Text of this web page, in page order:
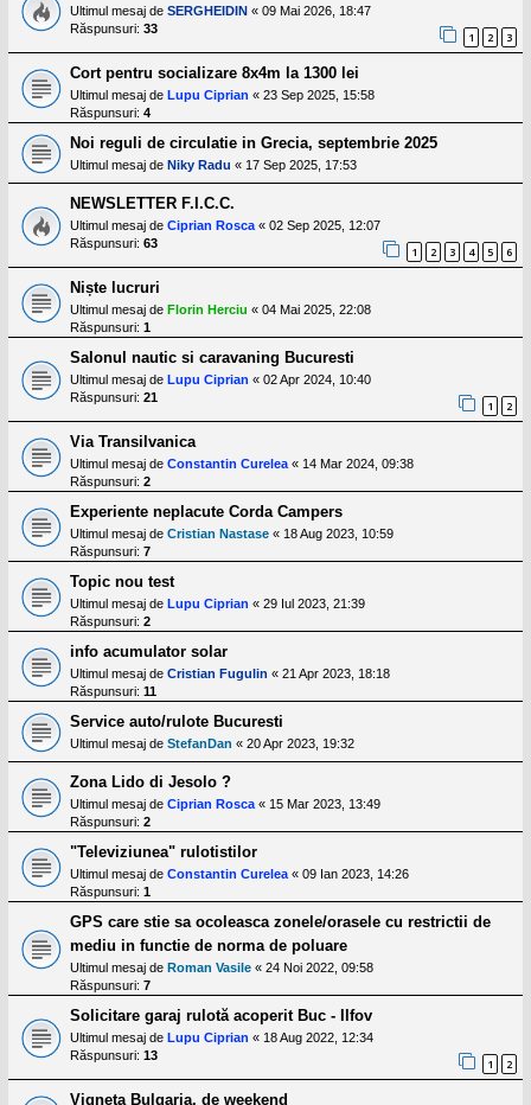
Ultimul mesaj de SERGHEIDIN « 09 Mai 2026, 18:47
Răspunsuri: 33
1 2 3
Cort pentru socializare 8x4m la 1300 lei
Ultimul mesaj de Lupu Ciprian « 23 Sep 2025, 15:58
Răspunsuri: 4
Noi reguli de circulatie in Grecia, septembrie 2025
Ultimul mesaj de Niky Radu « 17 Sep 2025, 17:53
NEWSLETTER F.I.C.C.
Ultimul mesaj de Ciprian Rosca « 02 Sep 2025, 12:07
Răspunsuri: 63
1 2 3 4 5 6
Niște lucruri
Ultimul mesaj de Florin Herciu « 04 Mai 2025, 22:08
Răspunsuri: 1
Salonul nautic si caravaning Bucuresti
Ultimul mesaj de Lupu Ciprian « 02 Apr 2024, 10:40
Răspunsuri: 21
1 2
Via Transilvanica
Ultimul mesaj de Constantin Curelea « 14 Mar 2024, 09:38
Răspunsuri: 2
Experiente neplacute Corda Campers
Ultimul mesaj de Cristian Nastase « 18 Aug 2023, 10:59
Răspunsuri: 7
Topic nou test
Ultimul mesaj de Lupu Ciprian « 29 Iul 2023, 21:39
Răspunsuri: 2
info acumulator solar
Ultimul mesaj de Cristian Fugulin « 21 Apr 2023, 18:18
Răspunsuri: 11
Service auto/rulote Bucuresti
Ultimul mesaj de StefanDan « 20 Apr 2023, 19:32
Zona Lido di Jesolo ?
Ultimul mesaj de Ciprian Rosca « 15 Mar 2023, 13:49
Răspunsuri: 2
"Televiziunea" rulotistilor
Ultimul mesaj de Constantin Curelea « 09 Ian 2023, 14:26
Răspunsuri: 1
GPS care stie sa ocoleasca zonele/orasele cu restrictii de
mediu in functie de norma de poluare
Ultimul mesaj de Roman Vasile « 24 Noi 2022, 09:58
Răspunsuri: 7
Solicitare garaj rulotă acoperit Buc - Ilfov
Ultimul mesaj de Lupu Ciprian « 18 Aug 2022, 12:34
Răspunsuri: 13
1 2
Vigneta Bulgaria, de weekend